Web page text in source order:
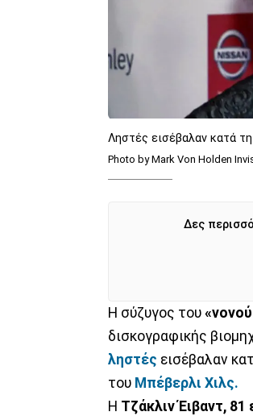
Ληστές εισέβαλαν κατά
Photo by Mark Von Holden
Δες
Η σύζυγος του
δισκογραφικής
ληστές εισέβαλαν
του Μπέβερλι Χιλς.
Η Τζάκλιν Έιβαντ,